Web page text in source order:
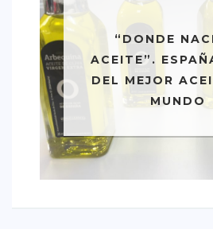
“DONDE
ACEITE”.
DEL MEJOR
MUNDO